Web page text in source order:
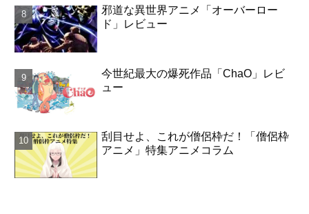
邪道な異世界アニメ「オーバーロー
ド」レビュー
今世紀最大の爆死作品「ChaO」レビ
ュー
刮目せよ、これが僧侶枠だ！「僧侶枠
アニメ」特集アニメコラム